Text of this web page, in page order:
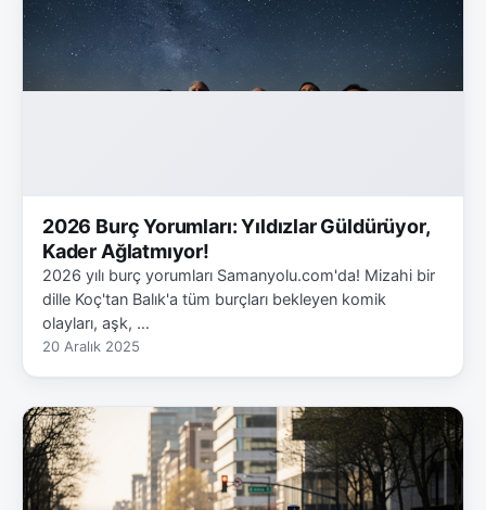
2026 Burç Yorumları: Yıldızlar Güldürüyor,
Kader Ağlatmıyor!
2026 yılı burç yorumları Samanyolu.com'da! Mizahi bir
dille Koç'tan Balık'a tüm burçları bekleyen komik
olayları, aşk, …
20 Aralık 2025